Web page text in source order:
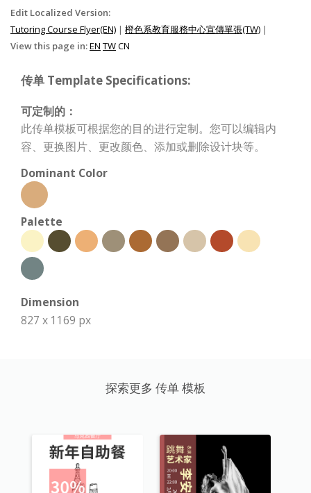
Edit Localized Version:
Tutoring Course Flyer(EN) | 橙色系教育服務中心宣傳單張(TW) |
View this page in:EN TWCN
传单 Template Specifications:
可定制的：
此传单模板可根据您的目的进行定制。您可以编辑内
容、更换图片、更改颜色、添加或删除设计块等。
Dominant Color
Palette
Dimension
827 x 1169 px
探索更多 传单 模板